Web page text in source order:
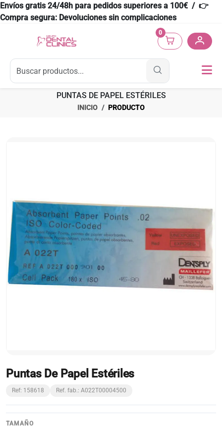
Envíos gratis 24/48h para pedidos superiores a 100€ / 👉
Compra segura: Devoluciones sin complicaciones
0
PUNTAS DE PAPEL ESTÉRILES
INICIO PRODUCTO
Puntas De Papel Estériles
Ref: 158618 Ref. fab.: A022T00004500
TAMAÑO